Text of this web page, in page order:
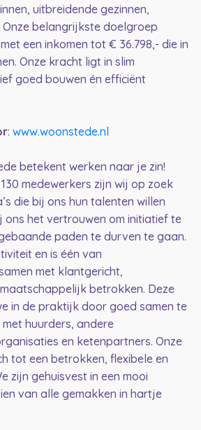
uitbreidende gezinnen,
Onze belangrijkste doelgroep
een inkomen tot € 36.798,- die in
Onze kracht ligt in slim
goed bouwen én efficiënt
: www.woonstede.nl
betekent werken naar je zin!
medewerkers zijn wij op zoek
die bij ons hun talenten willen
ons het vertrouwen om initiatief te
paden te durven te gaan.
en is één van
met klantgericht,
betrokken. Deze
in de praktijk door goed samen te
huurders, andere
en ketenpartners. Onze
tot een betrokken, flexibele en
zijn gehuisvest in een mooi
van alle gemakken in hartje